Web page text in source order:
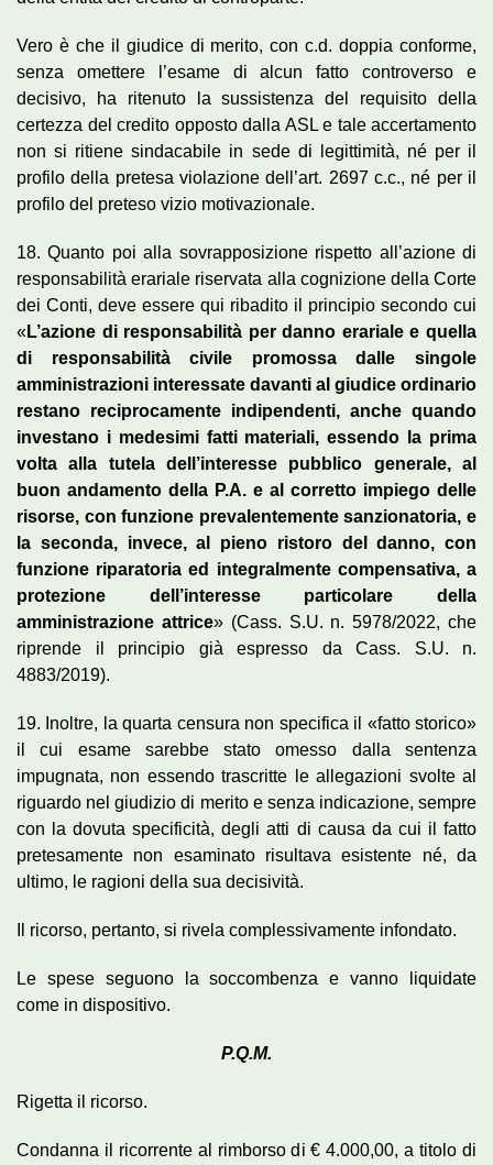
Vero è che il giudice di merito, con c.d. doppia conforme,
senza omettere l’esame di alcun fatto controverso e
decisivo, ha ritenuto la sussistenza del requisito della
certezza del credito opposto dalla ASL e tale accertamento
non si ritiene sindacabile in sede di legittimità, né per il
profilo della pretesa violazione dell’art. 2697 c.c., né per il
profilo del preteso vizio motivazionale.
18. Quanto poi alla sovrapposizione rispetto all’azione di
responsabilità erariale riservata alla cognizione della Corte
dei Conti, deve essere qui ribadito il principio secondo cui
«L’azione di responsabilità per danno erariale e quella
di responsabilità civile promossa dalle singole
amministrazioni interessate davanti al giudice ordinario
restano reciprocamente indipendenti, anche quando
investano i medesimi fatti materiali, essendo la prima
volta alla tutela dell’interesse pubblico generale, al
buon andamento della P.A. e al corretto impiego delle
risorse, con funzione prevalentemente sanzionatoria, e
la seconda, invece, al pieno ristoro del danno, con
funzione riparatoria ed integralmente compensativa, a
protezione dell’interesse particolare della
amministrazione attrice» (Cass. S.U. n. 5978/2022, che
riprende il principio già espresso da Cass. S.U. n.
4883/2019).
19. Inoltre, la quarta censura non specifica il «fatto storico»
il cui esame sarebbe stato omesso dalla sentenza
impugnata, non essendo trascritte le allegazioni svolte al
riguardo nel giudizio di merito e senza indicazione, sempre
con la dovuta specificità, degli atti di causa da cui il fatto
pretesamente non esaminato risultava esistente né, da
ultimo, le ragioni della sua decisività.
Il ricorso, pertanto, si rivela complessivamente infondato.
Le spese seguono la soccombenza e vanno liquidate
come in dispositivo.
P.Q.M.
Rigetta il ricorso.
Condanna il ricorrente al rimborso di € 4.000,00, a titolo di